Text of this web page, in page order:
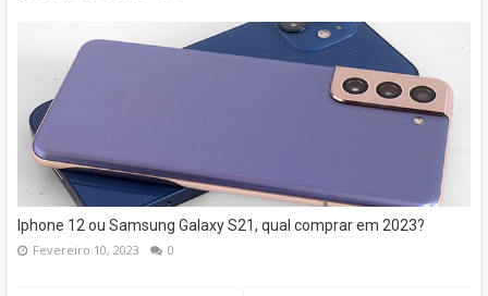
Iphone 12 ou Samsung Galaxy S21, qual comprar em 2023?
Fevereiro 10, 2023 0